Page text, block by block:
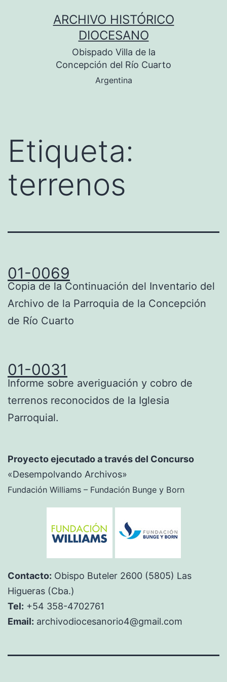
ARCHIVO HISTÓRICO
DIOCESANO
Obispado Villa de la
Concepción del Río Cuarto
Argentina
Etiqueta:
terrenos
01-0069
Copia de la Continuación del Inventario del
Archivo de la Parroquia de la Concepción
de Río Cuarto
01-0031
Informe sobre averiguación y cobro de
terrenos reconocidos de la Iglesia
Parroquial.
Proyecto ejecutado a través del Concurso
«Desempolvando Archivos»
Fundación Williams – Fundación Bunge y Born
Contacto: Obispo Buteler 2600 (5805) Las
Higueras (Cba.)
Tel: +54 358-4702761
Email: archivodiocesanorio4@gmail.com